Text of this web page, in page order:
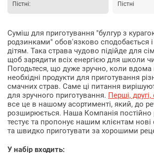
Пістні: Пістні
Суміш для приготування "булгур з
родзинками" обов'язково сподобається
дітям. Така страва чудово підійде для
щоб зарядити всіх енергією для школи
Погодьтеся, що дуже зручно, коли вдома
необхідні продукти для приготування
смачних страв. Саме ці питання
для зручного приготування. Перші,
все це в нашому асортименті, який, до
розширюється. Наша Компанія постійно
тестує та пропонує нашим клієнтам нові
та швидко приготувати за хорошими
У набір входить: